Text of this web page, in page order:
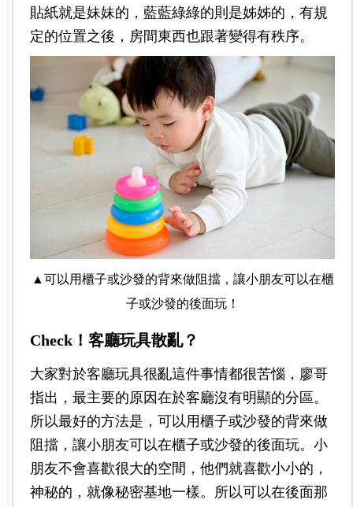
貼紙就是妹妹的，藍藍綠綠的則是姊姊的，有規
定的位置之後，房間東西也跟著變得有秩序。
▲可以用櫃子或沙發的背來做阻擋，讓小朋友可以在櫃
子或沙發的後面玩！
Check！客廳玩具散亂？
大家對於客廳玩具很亂這件事情都很苦惱，廖哥
指出，最主要的原因在於客廳沒有明顯的分區。
所以最好的方法是，可以用櫃子或沙發的背來做
阻擋，讓小朋友可以在櫃子或沙發的後面玩。小
朋友不會喜歡很大的空間，他們就喜歡小小的，
神秘的，就像秘密基地一樣。所以可以在後面那